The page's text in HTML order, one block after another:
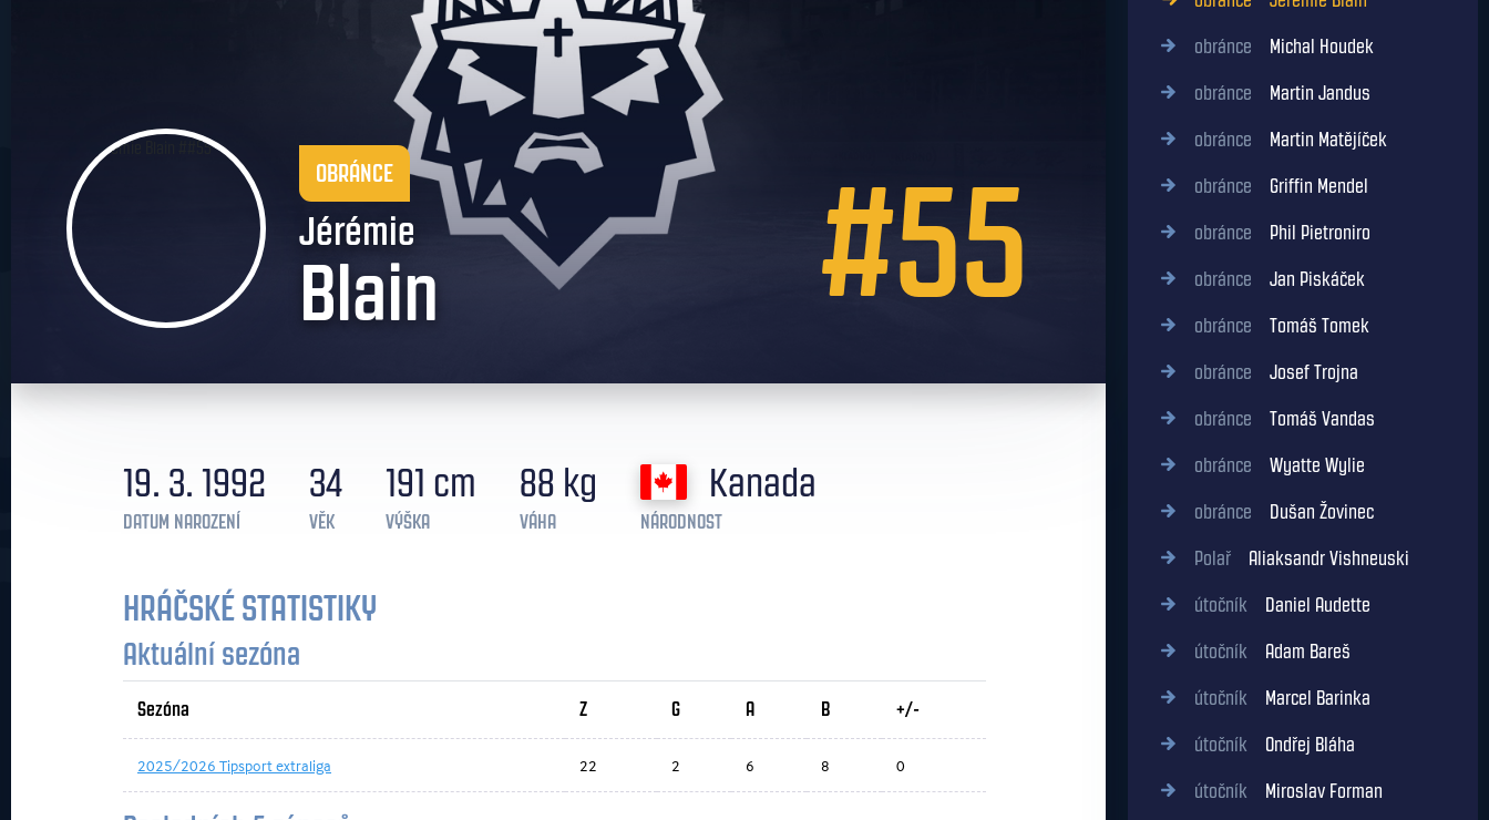
OBRÁNCE
Jérémie
Blain #55
19. 3. 1992
DATUM NAROZENÍ
34
VĚK
191 cm
VÝŠKA
88 kg
VÁHA
Kanada
NÁRODNOST
HRÁČSKÉ STATISTIKY
Aktuální sezóna
Sezóna Z G A B +/-
2025/2026 Tipsport extraliga 22 2 6 8 0
obránce Michal Houdek
obránce Martin Jandus
obránce Martin Matějíček
obránce Griffin Mendel
obránce Phil Pietroniro
obránce Jan Piskáček
obránce Tomáš Tomek
obránce Josef Trojna
obránce Tomáš Vandas
obránce Wyatte Wylie
obránce Dušan Žovinec
Polař Aliaksandr Vishneuski
útočník Daniel Audette
útočník Adam Bareš
útočník Marcel Barinka
útočník Ondřej Bláha
útočník Miroslav Forman